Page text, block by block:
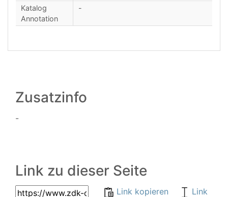
Katalog
Annotation
-
Zusatzinfo
-
Link zu dieser Seite
Link kopieren Link